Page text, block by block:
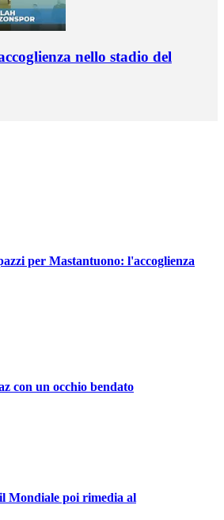
nello stadio del
per Mastantuono: l'accoglienza
con un occhio bendato
Mondiale poi rimedia al